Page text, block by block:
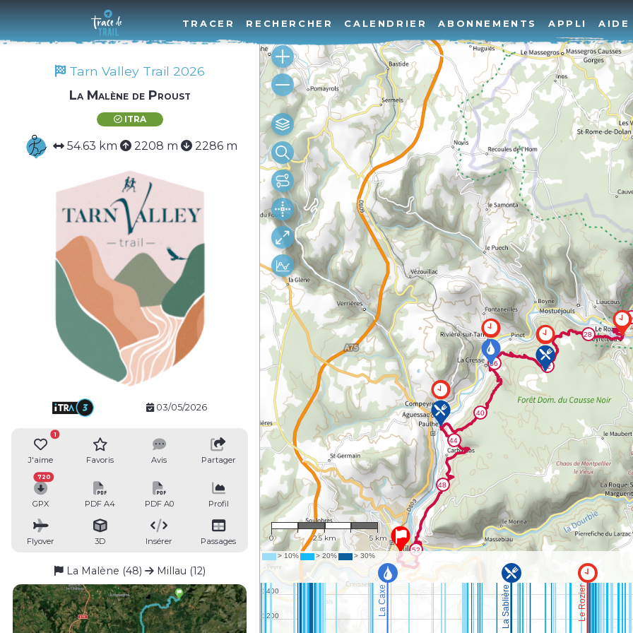
TRACER RECHERCHER CALENDRIER ABONNEMENTS APPLI AIDE
Tarn Valley Trail 2026
La Malène de Proust
ITRA
54.63 km 2208 m 2286 m
03/05/2026
J'aime
1
Favoris Avis Partager
GPX
720
PDF A4 PDF A0 Profil
Flyover 3D Insérer Passages
La Malène (48) Millau (12)
1 : 118,313
0 2.5 km 5 km